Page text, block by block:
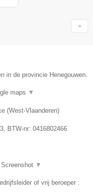
in de provincie Henegouwen.
maps ▼
(West-Vlaanderen)
, BTW-nr: 0416802466
Screenshot ▼
of vrij beroeper :